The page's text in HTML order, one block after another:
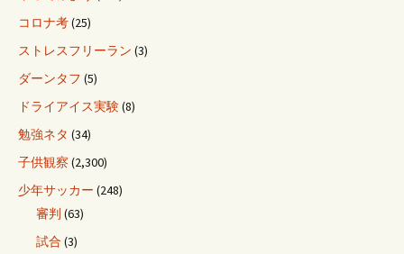
コロナ考(25)
ストレスフリーラン (3)
ダーンタフ (5)
ドライアイス実験(8)
勉強ネタ (34)
子供観察 (2,300)
少年サッカー (248)
審判 (63)
試合 (3)